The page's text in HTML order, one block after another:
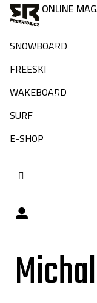
ONLINE
SNOWBOARD
FREESKI
WAKEBOARD
SURF
E-SHOP